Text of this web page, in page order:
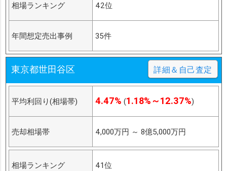
相場ランキング 42位
年間想定売出事例 35件
東京都世田谷区 詳細＆自己査定
平均利回り(相場帯) 4.47% (1.18%～12.37%)
売却相場帯 4,000万円 ～ 8億5,000万円
相場ランキング 41位